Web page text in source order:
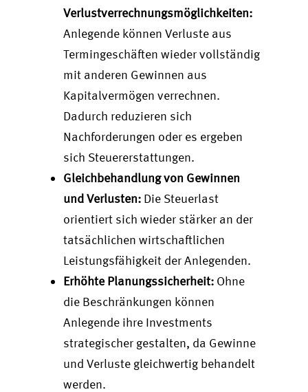
Verlustverrechnungsmöglichkeiten:
Anlegende können Verluste aus
Termingeschäften wieder vollständig
mit anderen Gewinnen aus
Kapitalvermögen verrechnen.
Dadurch reduzieren sich
Nachforderungen oder es ergeben
sich Steuererstattungen.
Gleichbehandlung von Gewinnen
und Verlusten: Die Steuerlast
orientiert sich wieder stärker an der
tatsächlichen wirtschaftlichen
Leistungsfähigkeit der Anlegenden.
Erhöhte Planungssicherheit: Ohne
die Beschränkungen können
Anlegende ihre Investments
strategischer gestalten, da Gewinne
und Verluste gleichwertig behandelt
werden.